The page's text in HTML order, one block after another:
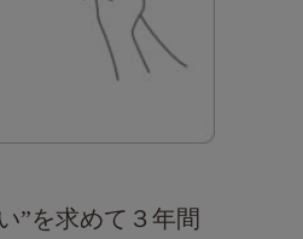
”を求めて３年間